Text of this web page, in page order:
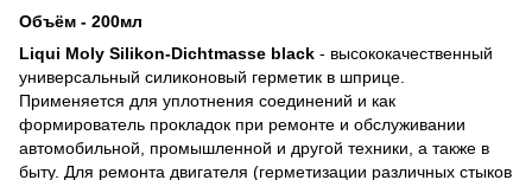
Объём - 200мл
Liqui Moly Silikon-Dichtmasse black - высококачественный
универсальный силиконовый герметик в шприце.
Применяется для уплотнения соединений и как
формирователь прокладок при ремонте и обслуживании
автомобильной, промышленной и другой техники, а также в
быту. Для ремонта двигателя (герметизации различных стыков